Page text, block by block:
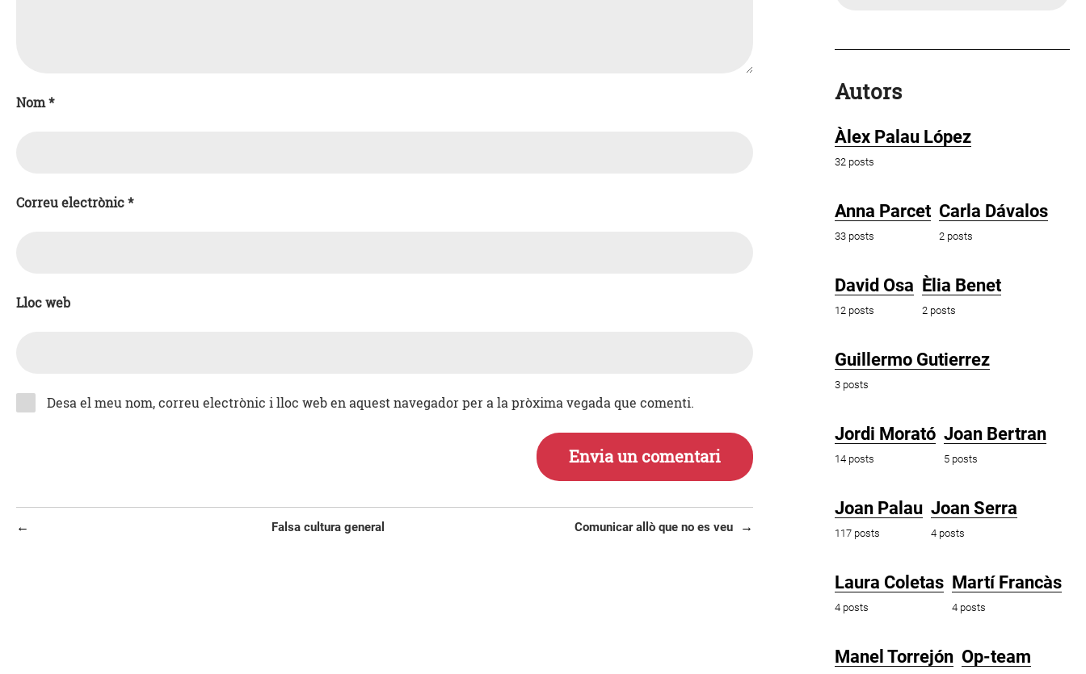
Nom*
Correu electrònic*
Lloc web
Desa el meu nom, correu electrònic i lloc web en aquest navegador per a la pròxima vegada que comenti.
Navegació
Entrada
Falsa cultura general
Entrada
Comunicar allò que no es veu
Autors
Àlex Palau López
32 posts
Anna Parcet
33 posts
Carla Dávalos
2 posts
David Osa
12 posts
Èlia Benet
2 posts
Guillermo Gutierrez
3 posts
Jordi Morató
14 posts
Joan Bertran
5 posts
Joan Palau
117 posts
Joan Serra
4 posts
Laura Coletas
4 posts
Martí Francàs
4 posts
Manel Torrejón Op-team